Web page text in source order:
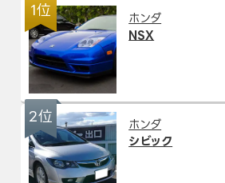
1位
ホンダ
NSX
2位
ホンダ
シビック